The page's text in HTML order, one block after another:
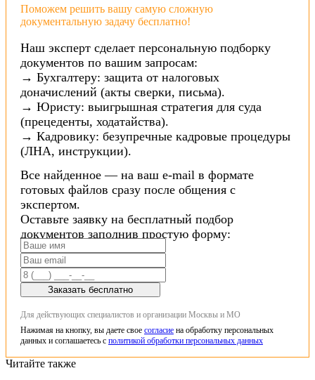
Поможем решить вашу самую сложную
документальную задачу бесплатно!
Наш эксперт сделает персональную подборку
документов по вашим запросам:
→ Бухгалтеру: защита от налоговых
доначислений (акты сверки, письма).
→ Юристу: выигрышная стратегия для суда
(прецеденты, ходатайства).
→ Кадровику: безупречные кадровые процедуры
(ЛНА, инструкции).
Все найденное — на ваш e-mail в формате
готовых файлов сразу после общения с
экспертом.
Оставьте заявку на бесплатный подбор
документов заполнив простую форму:
Заказать бесплатно
Для действующих специалистов и организации Москвы и МО
Нажимая на кнопку, вы даете свое согласие на обработку персональных
данных и соглашаетесь с политикой обработки персональных данных
Читайте также